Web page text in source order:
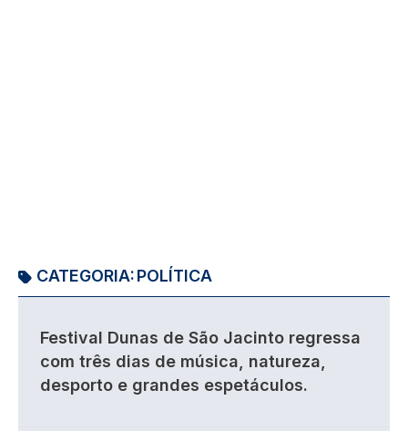
CATEGORIA:POLÍTICA
Festival Dunas de São Jacinto regressa
com três dias de música, natureza,
desporto e grandes espetáculos.